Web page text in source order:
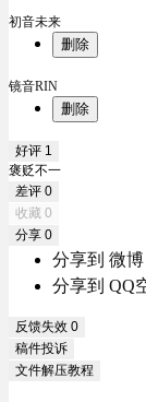
初音未来
删除
镜音RIN
删除
好评 1
褒贬不一
差评 0
收藏 0
分享 0
分享到 微博
分享到 QQ
反馈失效 0
稿件投诉
文件解压教程